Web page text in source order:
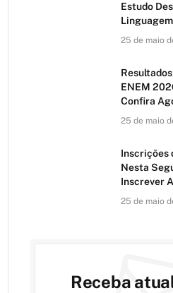
Estudo
25 de maio
ENEM
Confira
25 de maio
Inscrições
Nesta
Inscrever
25 de maio
Receba